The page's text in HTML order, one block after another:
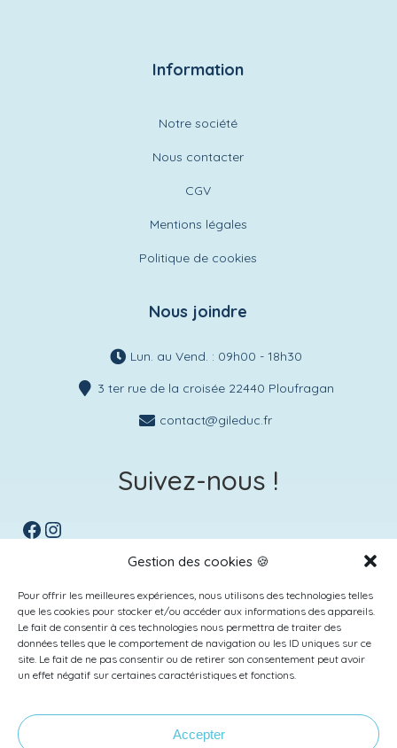
Gestion des cookies 🍪
Pour offrir les meilleures expériences, nous utilisons des technologies telles
que les cookies pour stocker et/ou accéder aux informations des appareils.
Le fait de consentir à ces technologies nous permettra de traiter des
données telles que le comportement de navigation ou les ID uniques sur ce
site. Le fait de ne pas consentir ou de retirer son consentement peut avoir
un effet négatif sur certaines caractéristiques et fonctions.
Accepter
Information
Notre société
Nous contacter
CGV
Mentions légales
Politique de cookies
Nous joindre
Lun. au Vend. : 09h00 - 18h30
3 ter rue de la croisée 22440 Ploufragan
contact@gileduc.fr
Suivez-nous !
Facebook Instagram